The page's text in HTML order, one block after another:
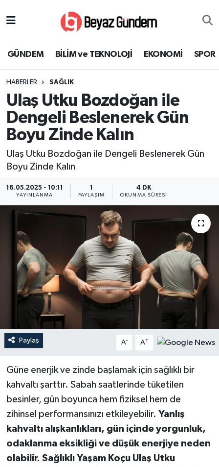
GÜNDEM BİLİM ve TEKNOLOJİ EKONOMİ SPOR
HABERLER SAĞLIK
Ulaş Utku Bozdoğan ile
Dengeli Beslenerek Gün
Boyu Zinde Kalın
Ulaş Utku Bozdoğan ile Dengeli Beslenerek Gün
Boyu Zinde Kalın
16.05.2025 - 10:11
YAYINLANMA
1
PAYLAŞIM
4 DK
OKUNMA SÜRESI
Paylaş A- A+
Güne enerjik ve zinde başlamak için sağlıklı bir
kahvaltı şarttır. Sabah saatlerinde tüketilen
besinler, gün boyunca hem fiziksel hem de
zihinsel performansınızı etkileyebilir. Yanlış
kahvaltı alışkanlıkları, gün içinde yorgunluk,
odaklanma eksikliği ve düşük enerjiye neden
olabilir. Sağlıklı Yaşam Koçu Ulaş Utku
EKONOMİ
SAĞLIK
EĞİTİM
KÜLTÜR SANAT
MAGAZİN
YEREL
Süper Lig Puan Durumu ve Fikstür
Tüm Manşetler
Son Dakika Haberleri
Haber Arşivi